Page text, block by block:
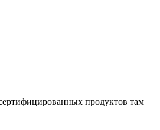
продуктов там